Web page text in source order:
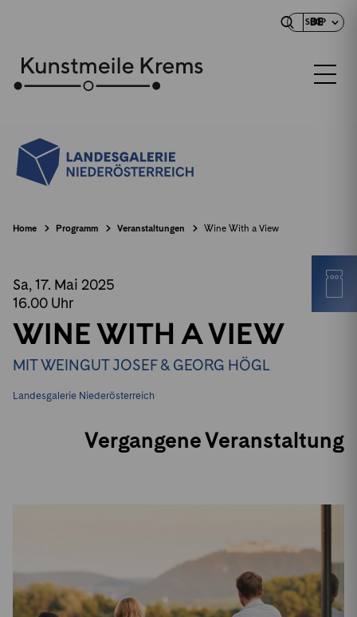
SHOP
DE
Home Programm Veranstaltungen Wine With a View
Sa, 17. Mai 2025
16.00 Uhr
WINE WITH A VIEW
MIT WEINGUT JOSEF & GEORG HÖGL
Landesgalerie Niederösterreich
Vergangene Veranstaltung